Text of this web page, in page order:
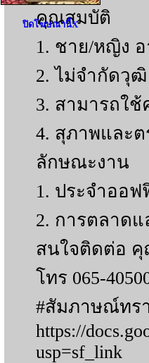
คุณสมบัติ
1. ชาย/หญิง
2. ไม่จำกัดวุฒิ
3. สามารถใช้
4. สุภาพและต
ลักษณะงาน
1. ประจำออฟ
2. การตลาด
สนใจติดต่อ
โทร 065-
#สัมภาษณ์ทร
https://
usp=sf_link
ปิดโฆษณานี้X